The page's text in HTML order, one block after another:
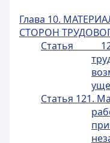
Глава 10.
СТОРОН
Статья
Статья 121.